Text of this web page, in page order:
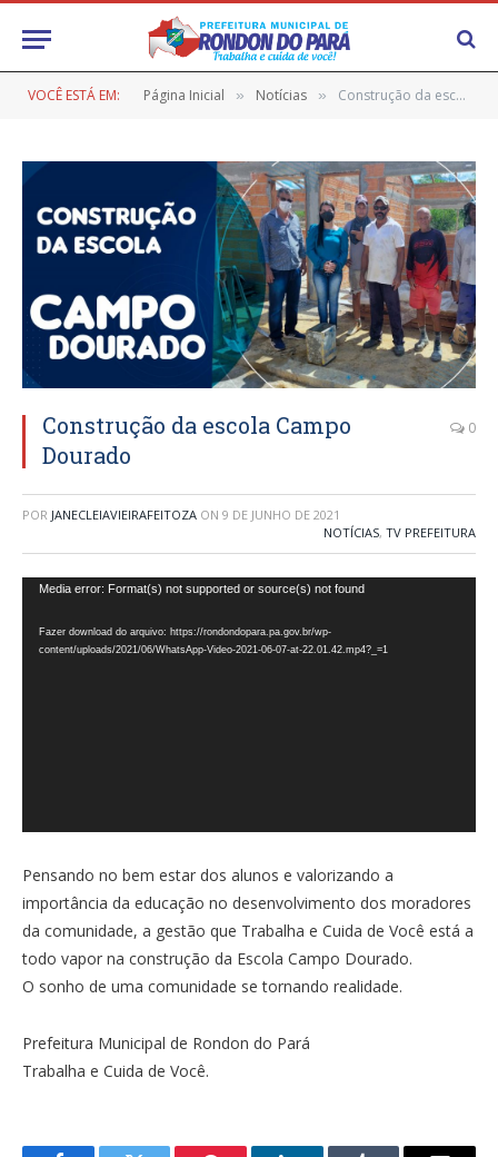
VOCÊ ESTÁ EM: Página Inicial » Notícias » Construção da escola Campo Dourado
Construção da escola Campo
Dourado
0
POR JANECLEIAVIEIRAFEITOZA ON 9 DE JUNHO DE 2021
NOTÍCIAS, TV PREFEITURA
Tocador
vídeo
Media error: Format(s) not supported or source(s) not found
Fazer download do arquivo: https://rondondopara.pa.gov.br/wp-
content/uploads/2021/06/WhatsApp-Video-2021-06-07-at-22.01.42.mp4?_=1
Pensando no bem estar dos alunos e valorizando a
importância da educação no desenvolvimento dos moradores
da comunidade, a gestão que Trabalha e Cuida de Você está a
todo vapor na construção da Escola Campo Dourado.
O sonho de uma comunidade se tornando realidade.
Prefeitura Municipal de Rondon do Pará
Trabalha e Cuida de Você.